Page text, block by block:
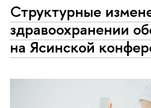
Структурные
здравоохранении
на Ясинской